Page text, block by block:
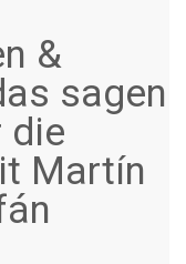
&
sagen
die
Martín